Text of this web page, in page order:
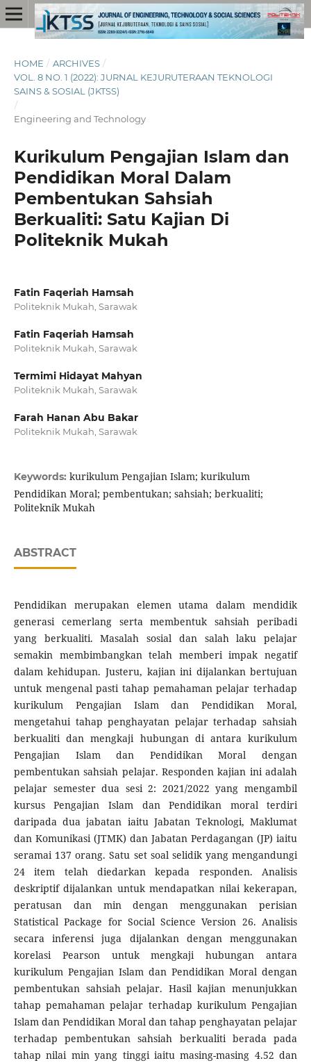
HOME / ARCHIVES /
VOL. 8 NO. 1 (2022): JURNAL KEJURUTERAAN TEKNOLOGI
SAINS & SOSIAL (JKTSS)
/
Engineering and Technology
Kurikulum Pengajian Islam dan
Pendidikan Moral Dalam
Pembentukan Sahsiah
Berkualiti: Satu Kajian Di
Politeknik Mukah
Fatin Faqeriah Hamsah
Politeknik Mukah, Sarawak
Fatin Faqeriah Hamsah
Politeknik Mukah, Sarawak
Termimi Hidayat Mahyan
Politeknik Mukah, Sarawak
Farah Hanan Abu Bakar
Politeknik Mukah, Sarawak
Keywords: kurikulum Pengajian Islam; kurikulum
Pendidikan Moral; pembentukan; sahsiah; berkualiti;
Politeknik Mukah
ABSTRACT
Pendidikan merupakan elemen utama dalam mendidik
generasi cemerlang serta membentuk sahsiah peribadi
yang berkualiti. Masalah sosial dan salah laku pelajar
semakin membimbangkan telah memberi impak negatif
dalam kehidupan. Justeru, kajian ini dijalankan bertujuan
untuk mengenal pasti tahap pemahaman pelajar terhadap
kurikulum Pengajian Islam dan Pendidikan Moral,
mengetahui tahap penghayatan pelajar terhadap sahsiah
berkualiti dan mengkaji hubungan di antara kurikulum
Pengajian Islam dan Pendidikan Moral dengan
pembentukan sahsiah pelajar. Responden kajian ini adalah
pelajar semester dua sesi 2: 2021/2022 yang mengambil
kursus Pengajian Islam dan Pendidikan moral terdiri
daripada dua jabatan iaitu Jabatan Teknologi, Maklumat
dan Komunikasi (JTMK) dan Jabatan Perdagangan (JP) iaitu
seramai 137 orang. Satu set soal selidik yang mengandungi
24 item telah diedarkan kepada responden. Analisis
deskriptif dijalankan untuk mendapatkan nilai kekerapan,
peratusan dan min dengan menggunakan perisian
Statistical Package for Social Science Version 26. Analisis
secara inferensi juga dijalankan dengan menggunakan
korelasi Pearson untuk mengkaji hubungan antara
kurikulum Pengajian Islam dan Pendidikan Moral dengan
pembentukan sahsiah pelajar. Hasil kajian menunjukkan
tahap pemahaman pelajar terhadap kurikulum Pengajian
Islam dan Pendidikan Moral dan tahap penghayatan pelajar
terhadap pembentukan sahsiah berkualiti berada pada
tahap nilai min yang tinggi iaitu masing-masing 4.52 dan